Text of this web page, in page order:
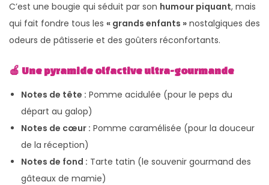
C’est une bougie qui séduit par son humour piquant, mais
qui fait fondre tous les « grands enfants » nostalgiques des
odeurs de pâtisserie et des goûters réconfortants.
🍎 Une pyramide olfactive ultra-gourmande
Notes de tête : Pomme acidulée (pour le peps du
départ au galop)
Notes de cœur : Pomme caramélisée (pour la douceur
de la réception)
Notes de fond : Tarte tatin (le souvenir gourmand des
gâteaux de mamie)